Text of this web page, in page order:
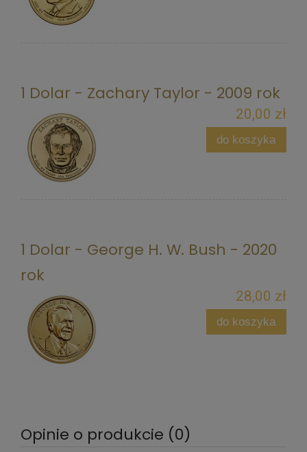
1 Dolar - Zachary Taylor - 2009 rok
20,00 zł
do koszyka
1 Dolar - George H. W. Bush - 2020
rok
28,00 zł
do koszyka
Opinie o produkcie (0)